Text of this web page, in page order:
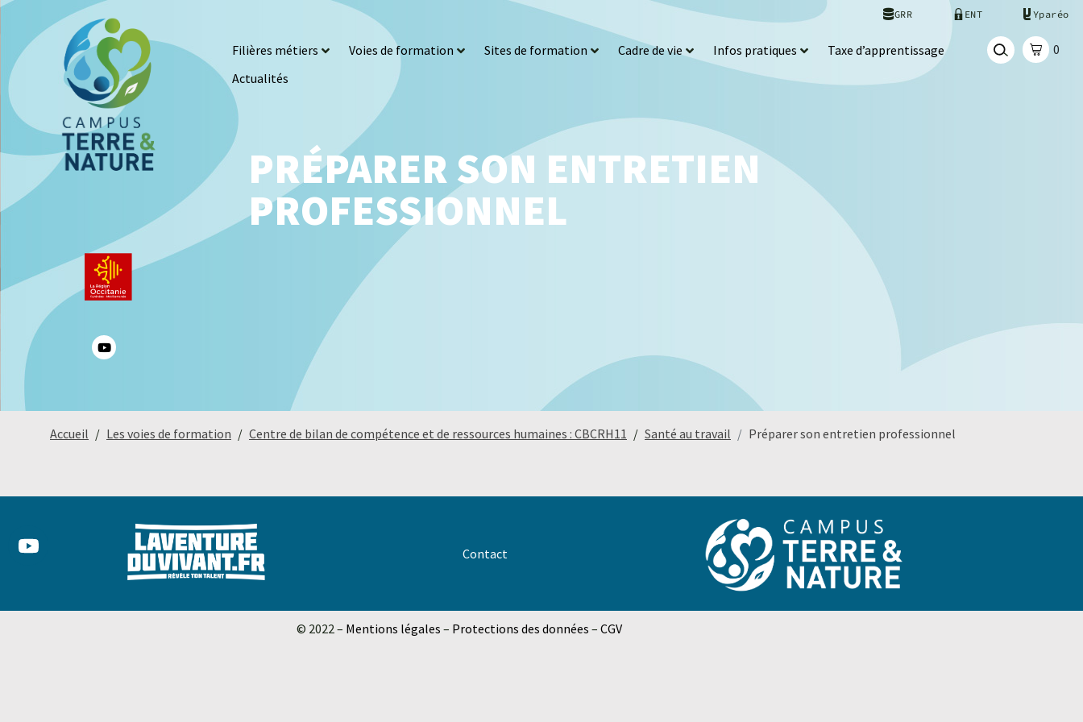
GRR ENT Yparéo
Filières métiers Voies de formation Sites de formation Cadre de vie Infos pratiques
Taxe d’apprentissage
Actualités
0
PRÉPARER SON ENTRETIEN
PROFESSIONNEL
Accueil Les voies de formation Centre de bilan de compétence et de ressources humaines : CBCRH11 Santé au travail Préparer son entretien professionnel
Contact
© 2022 – Mentions légales – Protections des données – CGV